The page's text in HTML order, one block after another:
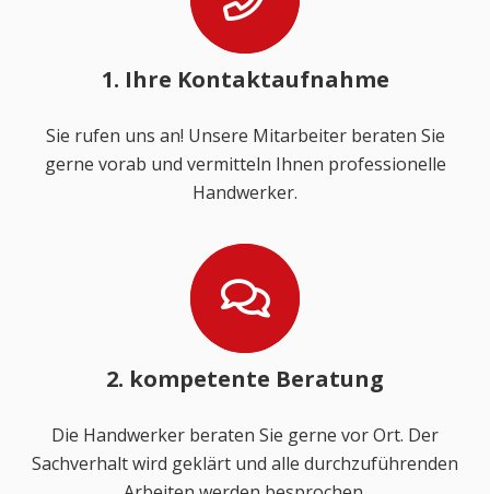
1. Ihre Kontaktaufnahme
Sie rufen uns an! Unsere Mitarbeiter beraten Sie
gerne vorab und vermitteln Ihnen professionelle
Handwerker.
2. kompetente Beratung
Die Handwerker beraten Sie gerne vor Ort. Der
Sachverhalt wird geklärt und alle durchzuführenden